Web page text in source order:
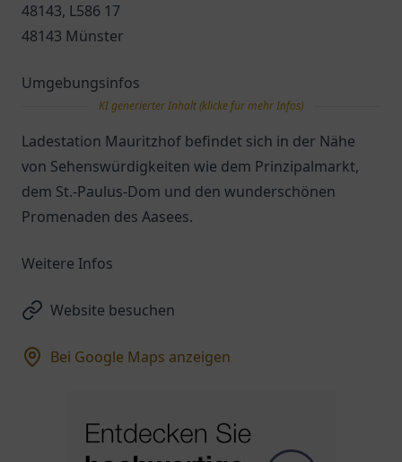
48143, L586 17
48143 Münster
Umgebungsinfos
KI generierter Inhalt (klicke für mehr Infos)
Ladestation Mauritzhof befindet sich in der Nähe
von Sehenswürdigkeiten wie dem Prinzipalmarkt,
dem St.-Paulus-Dom und den wunderschönen
Promenaden des Aasees.
Weitere Infos
Website besuchen
Bei Google Maps anzeigen